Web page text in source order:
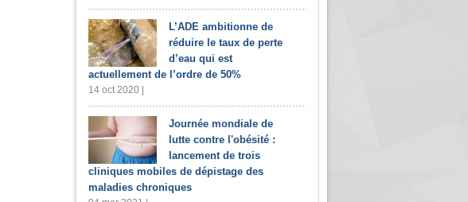
L’ADE ambitionne de
réduire le taux de perte
d’eau qui est
actuellement de l’ordre de 50%
14 oct 2020 |
Journée mondiale de
lutte contre l'obésité :
lancement de trois
cliniques mobiles de dépistage des
maladies chroniques